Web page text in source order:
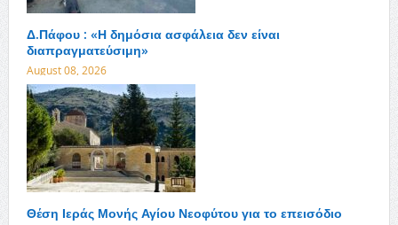
Δ.Πάφου : «Η δημόσια ασφάλεια δεν είναι
διαπραγματεύσιμη»
August 08, 2026
Θέση Ιεράς Μονής Αγίου Νεοφύτου για το επεισόδιο